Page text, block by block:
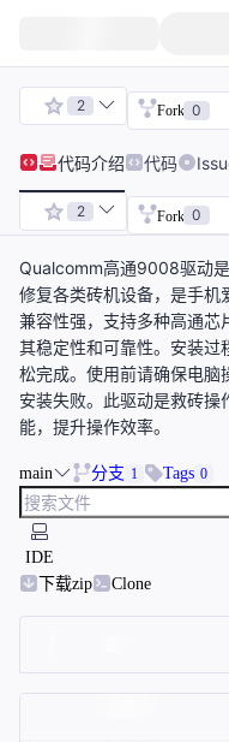
2 Fork 0
代码介绍 代码
2 Fork 0
Qualcomm高通9008驱动
修复各类砖机设备，是手机
兼容性强，支持多种高通芯
其稳定性和可靠性。安装过
松完成。使用前请确保电脑
安装失败。此驱动是救砖
能，提升操作效率。
main 分支 1 Tags 0
IDE
下载zip
Clone